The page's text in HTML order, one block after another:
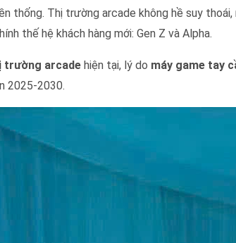
thống. Thị trường arcade không hề suy
thế hệ khách hàng mới: Gen Z và Alpha.
trường arcade hiện tại, lý do máy game tay
2025-2030.